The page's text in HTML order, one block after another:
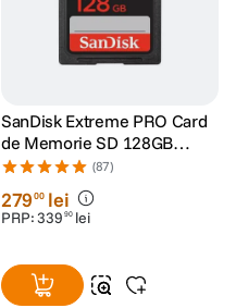
SanDisk Extreme PRO Card
de Memorie SD 128GB
SDXC UHS-I Class 10 U3 V30
+ 2 Ani RescuePRO Deluxe
(87)
27900 lei
PRP:339 90 lei